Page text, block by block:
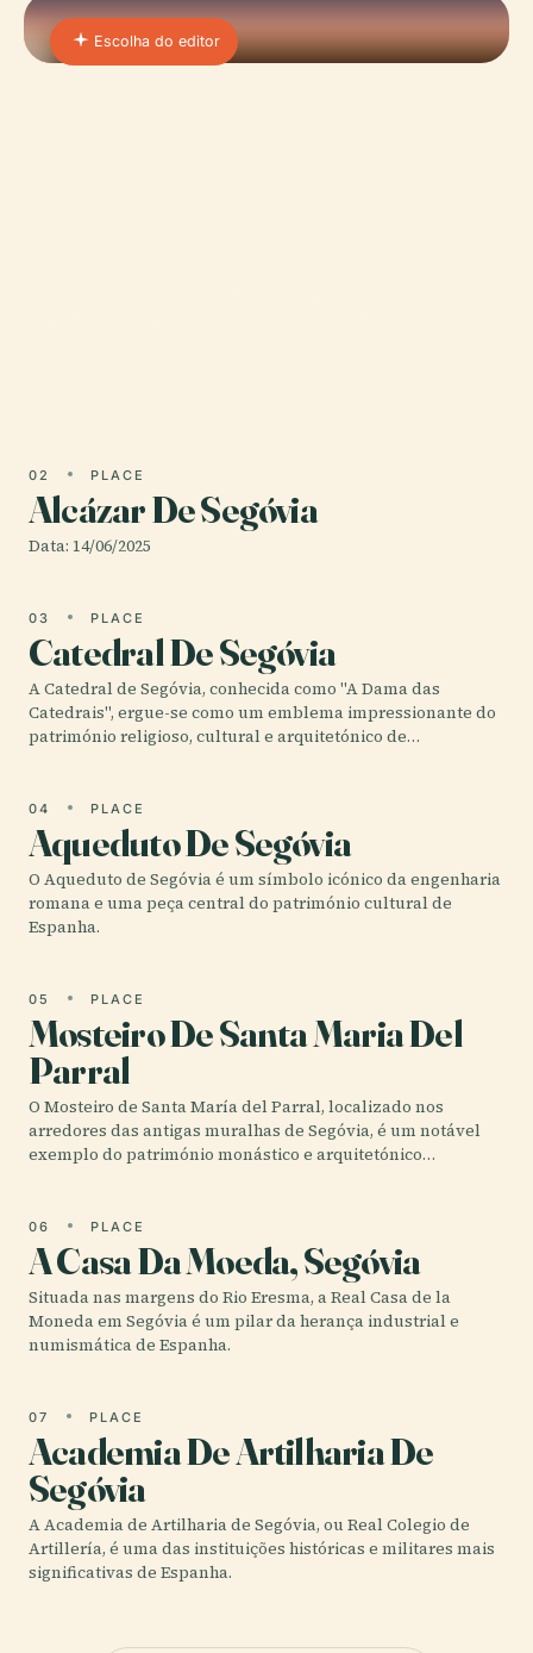
Escolha do editor
02 PLACE
Alcázar De Segóvia
Data: 14/06/2025
03 PLACE
Catedral De Segóvia
A Catedral de Segóvia, conhecida como "A Dama das
Catedrais", ergue-se como um emblema impressionante do
património religioso, cultural e arquitetónico de…
04 PLACE
Aqueduto De Segóvia
O Aqueduto de Segóvia é um símbolo icónico da engenharia
romana e uma peça central do património cultural de
Espanha.
05 PLACE
Mosteiro De Santa Maria Del
Parral
O Mosteiro de Santa María del Parral, localizado nos
arredores das antigas muralhas de Segóvia, é um notável
exemplo do património monástico e arquitetónico…
06 PLACE
A Casa Da Moeda, Segóvia
Situada nas margens do Rio Eresma, a Real Casa de la
Moneda em Segóvia é um pilar da herança industrial e
numismática de Espanha.
07 PLACE
Academia De Artilharia De
Segóvia
A Academia de Artilharia de Segóvia, ou Real Colegio de
Artillería, é uma das instituições históricas e militares mais
significativas de Espanha.